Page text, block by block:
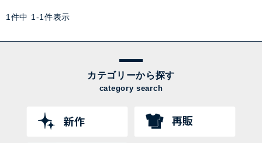
1 件中 1 -1 件表示
カテゴリーから探す
category search